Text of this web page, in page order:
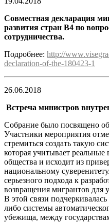
Совместная декларация
развития стран В4 по
сотрудничества.
Подробнее: http://
declaration-of-the-180423-1
26.06.2018
Встреча министров
Собрание было посвящено
Участники мероприятия
стремиться создать такую
которая учитывает
общества и исходит из
национальному
серьезного подхода к
возвращения мигрантов для
В этой связи
либо системы
убежища, между